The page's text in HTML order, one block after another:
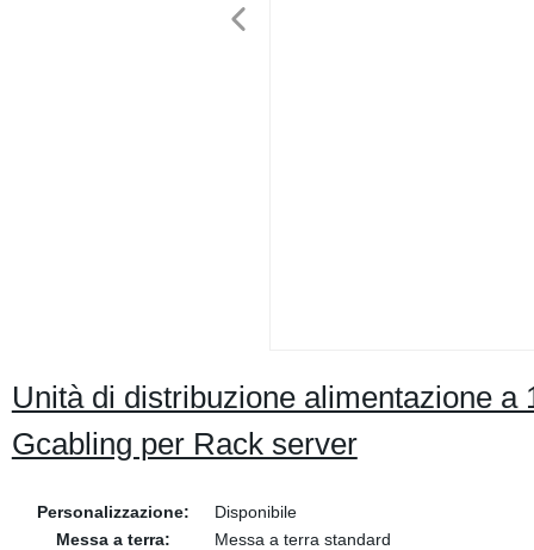
Unità di distribuzione alimentazione
Gcabling per Rack server
Personalizzazione:
Disponibile
Messa a terra:
Messa a terra standard